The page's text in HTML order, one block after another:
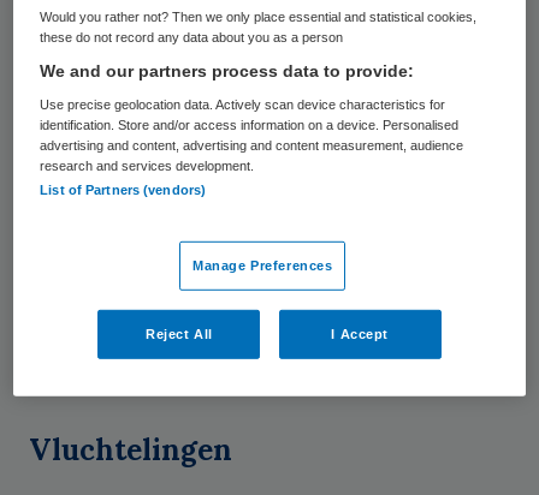
deze mensen heeft aangegeven gebruik te
willen maken van het ziekenhuis.
Isala
Het oude ziekenhuis in Meppel is vrijdag
verhuisdein het weekend van
19 maart naar een duurzaam nieuw
ziekenhuis, dat tegenover het oude
Vluchtelingen
Would you rather not? Then we only place essential and statistical cookies,
these do not record any data about you as a person
We and our partners process data to provide:
Use precise geolocation data. Actively scan device characteristics for
identification. Store and/or access information on a device. Personalised
advertising and content, advertising and content measurement, audience
research and services development.
List of Partners (vendors)
Manage Preferences
Reject All I Accept